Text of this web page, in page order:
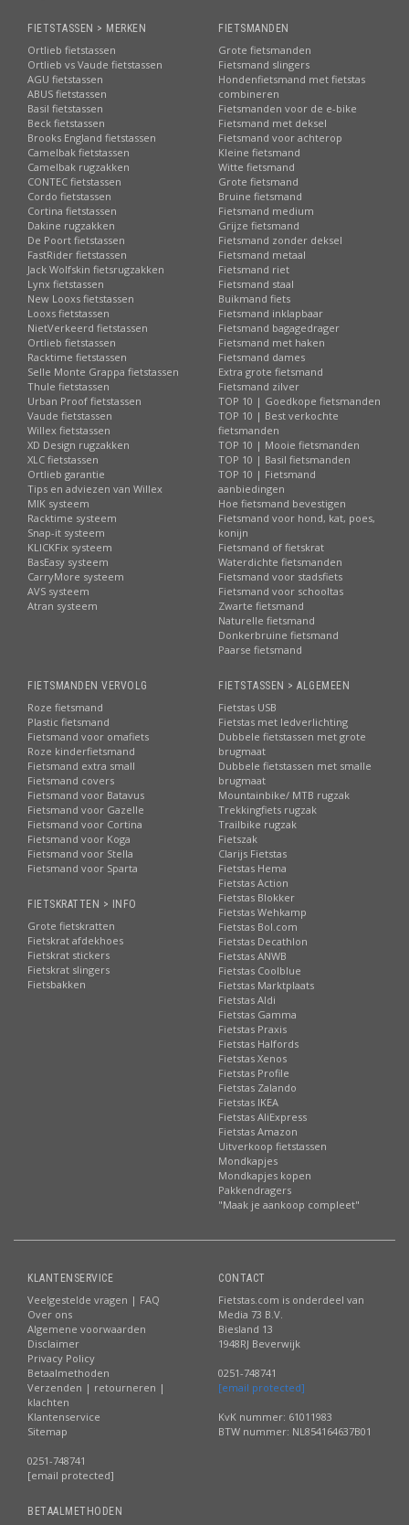
FIETSTASSEN > MERKEN
Ortlieb fietstassen
Ortlieb vs Vaude fietstassen
AGU fietstassen
ABUS fietstassen
Basil fietstassen
Beck fietstassen
Brooks England fietstassen
Camelbak fietstassen
Camelbak rugzakken
CONTEC fietstassen
Cordo fietstassen
Cortina fietstassen
Dakine rugzakken
De Poort fietstassen
FastRider fietstassen
Jack Wolfskin fietsrugzakken
Lynx fietstassen
New Looxs fietstassen
Looxs fietstassen
NietVerkeerd fietstassen
Ortlieb fietstassen
Racktime fietstassen
Selle Monte Grappa fietstassen
Thule fietstassen
Urban Proof fietstassen
Vaude fietstassen
Willex fietstassen
XD Design rugzakken
XLC fietstassen
Ortlieb garantie
Tips en adviezen van Willex
MIK systeem
Racktime systeem
Snap-it systeem
KLICKFix systeem
BasEasy systeem
CarryMore systeem
AVS systeem
Atran systeem
FIETSMANDEN
Grote fietsmanden
Fietsmand slingers
Hondenfietsmand met fietstas
combineren
Fietsmanden voor de e-bike
Fietsmand met deksel
Fietsmand voor achterop
Kleine fietsmand
Witte fietsmand
Grote fietsmand
Bruine fietsmand
Fietsmand medium
Grijze fietsmand
Fietsmand zonder deksel
Fietsmand metaal
Fietsmand riet
Fietsmand staal
Buikmand fiets
Fietsmand inklapbaar
Fietsmand bagagedrager
Fietsmand met haken
Fietsmand dames
Extra grote fietsmand
Fietsmand zilver
TOP 10 | Goedkope fietsmanden
TOP 10 | Best verkochte
fietsmanden
TOP 10 | Mooie fietsmanden
TOP 10 | Basil fietsmanden
TOP 10 | Fietsmand
aanbiedingen
Hoe fietsmand bevestigen
Fietsmand voor hond, kat, poes,
konijn
Fietsmand of fietskrat
Waterdichte fietsmanden
Fietsmand voor stadsfiets
Fietsmand voor schooltas
Zwarte fietsmand
Naturelle fietsmand
Donkerbruine fietsmand
Paarse fietsmand
FIETSMANDEN VERVOLG
Roze fietsmand
Plastic fietsmand
Fietsmand voor omafiets
Roze kinderfietsmand
Fietsmand extra small
Fietsmand covers
Fietsmand voor Batavus
Fietsmand voor Gazelle
Fietsmand voor Cortina
Fietsmand voor Koga
Fietsmand voor Stella
Fietsmand voor Sparta
FIETSKRATTEN > INFO
Grote fietskratten
Fietskrat afdekhoes
Fietskrat stickers
Fietskrat slingers
Fietsbakken
FIETSTASSEN > ALGEMEEN
Fietstas USB
Fietstas met ledverlichting
Dubbele fietstassen met grote
brugmaat
Dubbele fietstassen met smalle
brugmaat
Mountainbike/ MTB rugzak
Trekkingfiets rugzak
Trailbike rugzak
Fietszak
Clarijs Fietstas
Fietstas Hema
Fietstas Action
Fietstas Blokker
Fietstas Wehkamp
Fietstas Bol.com
Fietstas Decathlon
Fietstas ANWB
Fietstas Coolblue
Fietstas Marktplaats
Fietstas Aldi
Fietstas Gamma
Fietstas Praxis
Fietstas Halfords
Fietstas Xenos
Fietstas Profile
Fietstas Zalando
Fietstas IKEA
Fietstas AliExpress
Fietstas Amazon
Uitverkoop fietstassen
Mondkapjes
Mondkapjes kopen
Pakkendragers
"Maak je aankoop compleet"
KLANTENSERVICE
Veelgestelde vragen | FAQ
Over ons
Algemene voorwaarden
Disclaimer
Privacy Policy
Betaalmethoden
Verzenden | retourneren |
klachten
Klantenservice
Sitemap
0251-748741
[email protected]
CONTACT
Fietstas.com is onderdeel van
Media 73 B.V.
Biesland 13
1948RJ Beverwijk
0251-748741
[email protected]
KvK nummer: 61011983
BTW nummer: NL854164637B01
BETAALMETHODEN